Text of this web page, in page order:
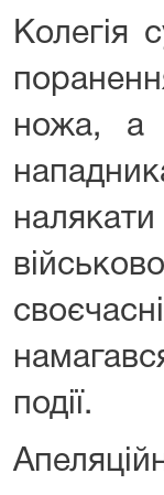
Колегія
ножа, а
події.